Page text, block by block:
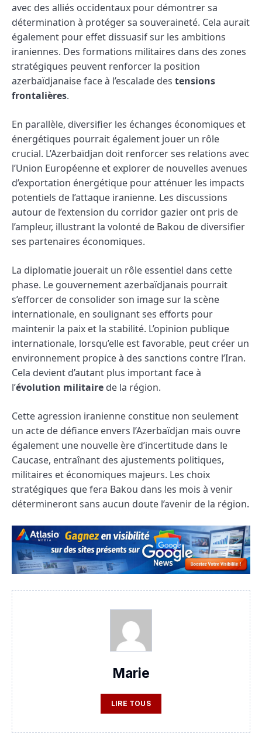
avec des alliés occidentaux pour démontrer sa
détermination à protéger sa souveraineté. Cela aurait
également pour effet dissuasif sur les ambitions
iraniennes. Des formations militaires dans des zones
stratégiques peuvent renforcer la position
azerbaïdjanaise face à l’escalade des tensions
frontalières.
En parallèle, diversifier les échanges économiques et
énergétiques pourrait également jouer un rôle
crucial. L’Azerbaïdjan doit renforcer ses relations avec
l’Union Européenne et explorer de nouvelles avenues
d’exportation énergétique pour atténuer les impacts
potentiels de l’attaque iranienne. Les discussions
autour de l’extension du corridor gazier ont pris de
l’ampleur, illustrant la volonté de Bakou de diversifier
ses partenaires économiques.
La diplomatie jouerait un rôle essentiel dans cette
phase. Le gouvernement azerbaïdjanais pourrait
s’efforcer de consolider son image sur la scène
internationale, en soulignant ses efforts pour
maintenir la paix et la stabilité. L’opinion publique
internationale, lorsqu’elle est favorable, peut créer un
environnement propice à des sanctions contre l’Iran.
Cela devient d’autant plus important face à
l’évolution militaire de la région.
Cette agression iranienne constitue non seulement
un acte de défiance envers l’Azerbaïdjan mais ouvre
également une nouvelle ère d’incertitude dans le
Caucase, entraînant des ajustements politiques,
militaires et économiques majeurs. Les choix
stratégiques que fera Bakou dans les mois à venir
détermineront sans aucun doute l’avenir de la région.
Marie
LIRE TOUS